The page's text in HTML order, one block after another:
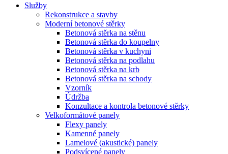
Služby
Rekonstrukce a stavby
Moderní betonové stěrky
Betonová stěrka na stěnu
Betonová stěrka do koupelny
Betonová stěrka v kuchyni
Betonová stěrka na podlahu
Betonová stěrka na krb
Betonová stěrka na schody
Vzorník
Údržba
Konzultace a kontrola betonové stěrky
Velkoformátové panely
Flexy panely
Kamenné panely
Lamelové (akustické) panely
Podsvícené panely